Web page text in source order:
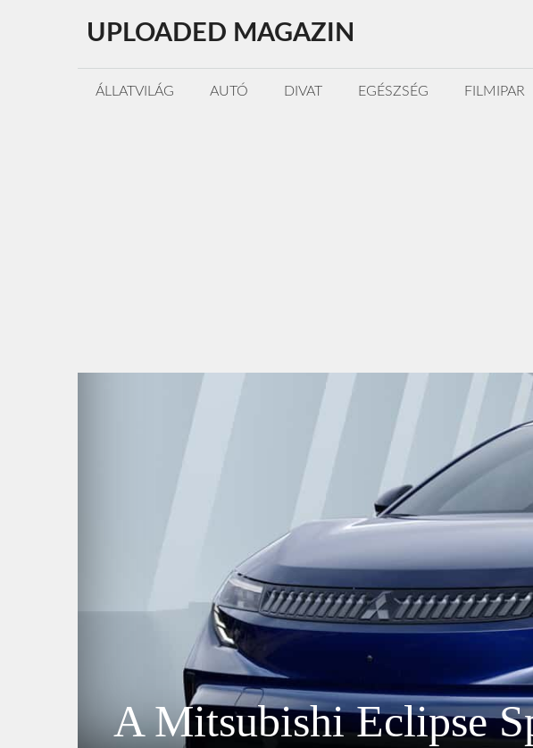
tartalomba
UPLOADED MAGAZIN
ÁLLATVILÁG AUTÓ DIVAT EGÉSZSÉG FILMIPAR
A Mitsubishi Eclipse